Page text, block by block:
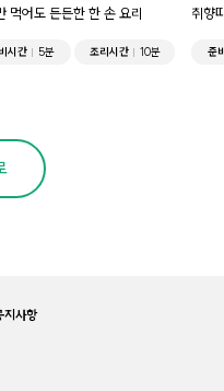
먹어도 든든한 한 손 요리
시간 5분 조리시간 10분
취향
준
지사항